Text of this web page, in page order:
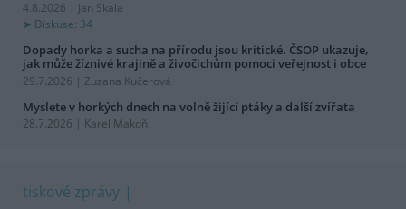
4.8.2026 | Jan Skala
Diskuse: 34
Dopady horka a sucha na přírodu jsou kritické. ČSOP ukazuje,
jak může žíznivé krajině a živočichům pomoci veřejnost i obce
29.7.2026 | Zuzana Kučerová
Myslete v horkých dnech na volně žijící ptáky a další zvířata
28.7.2026 | Karel Makoň
tiskové zprávy